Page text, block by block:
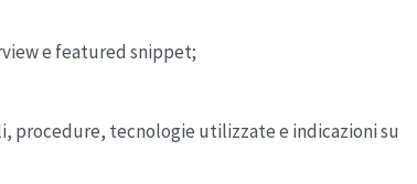
e featured snippet;
procedure, tecnologie utilizzate e indicazioni su